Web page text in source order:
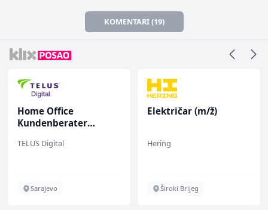
KOMENTARI (19)
Home Office
Kundenberater
renommiertes
TELUS Digital
Sarajevo
Električar (m/ž)
Hering
Široki Brijeg